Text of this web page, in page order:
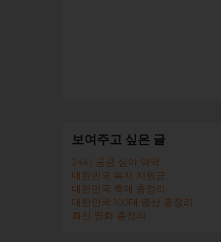
보여주고 싶은 글
24시 공공 심야 약국
대한민국 복지 지원금
대한민국 축제 총정리
대한민국 100대 명산 총정리
최신 영화 총정리